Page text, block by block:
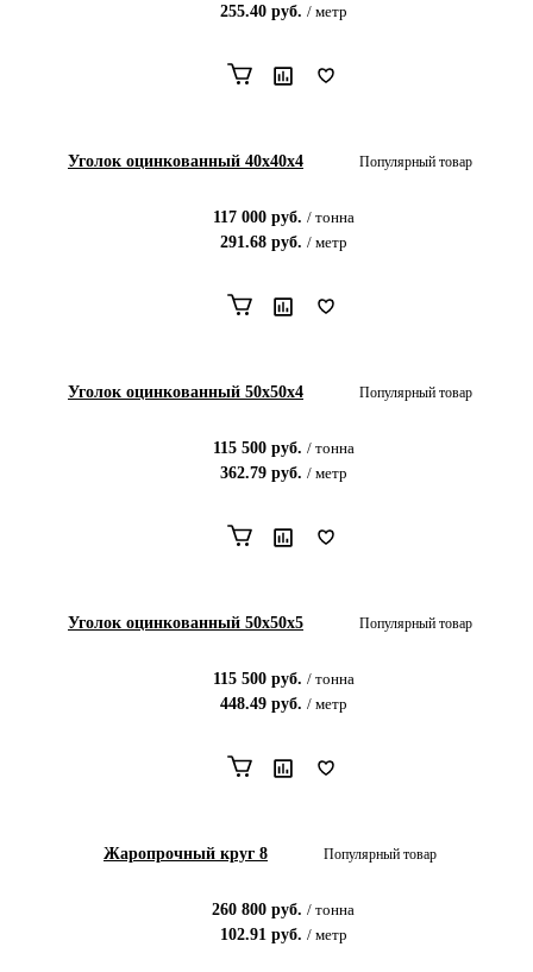
255.40руб. / метр
Уголок оцинкованный 40х40х4 Популярный товар
117 000руб. / тонна
291.68руб. / метр
Уголок оцинкованный 50х50х4 Популярный товар
115 500руб. / тонна
362.79руб. / метр
Уголок оцинкованный 50х50х5 Популярный товар
115 500руб. / тонна
448.49руб. / метр
Жаропрочный круг 8 Популярный товар
260 800 руб. / тонна
102.91 руб. / метр